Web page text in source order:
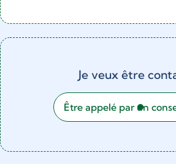
Je veux être
Être appelé par un